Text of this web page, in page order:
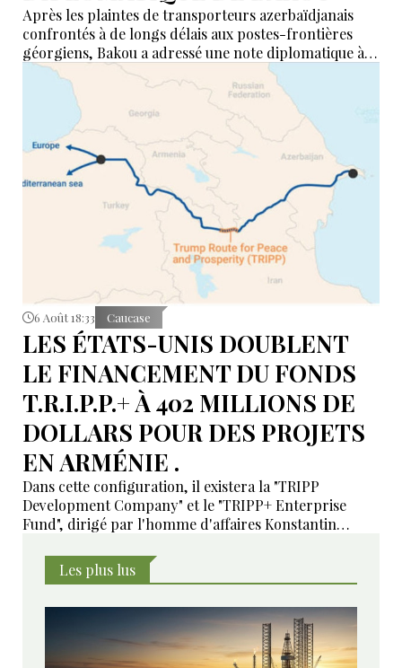
Après les plaintes de transporteurs azerbaïdjanais
confrontés à de longs délais aux postes-frontières
géorgiens, Bakou a adressé une note diplomatique à
Tbilissi. Le ministère géorgien des Affaires étrangères
affirme avoir transmis la demande aux autorités
compétentes et annoncé des mesures pour examiner
les violations signalées.
6 Août 18:33 Caucase
LES ÉTATS-UNIS DOUBLENT
LE FINANCEMENT DU FONDS
T.R.I.P.P.+ À 402 MILLIONS DE
DOLLARS POUR DES PROJETS
EN ARMÉNIE .
Dans cette configuration, il existera la "TRIPP
Development Company" et le "TRIPP+ Enterprise
Fund", dirigé par l'homme d'affaires Konstantin
Les plus lus